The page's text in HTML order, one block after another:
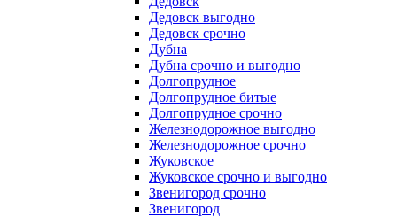
Дедовск выгодно
Дедовск срочно
Дубна
Дубна срочно и выгодно
Долгопрудное
Долгопрудное битые
Долгопрудное срочно
Железнодорожное выгодно
Железнодорожное срочно
Жуковское
Жуковское срочно и выгодно
Звенигород срочно
Звенигород